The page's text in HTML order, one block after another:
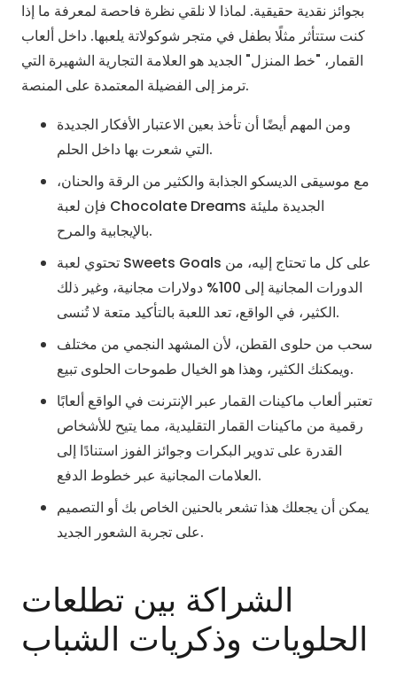
بجوائز نقدية حقيقية. لماذا لا نلقي نظرة فاحصة لمعرفة ما إذا
كنت ستتأثر مثلًا بطفل في متجر شوكولاتة يلعبها. داخل ألعاب
القمار، "خط المنزل" الجديد هو العلامة التجارية الشهيرة التي
ترمز إلى الفضيلة المعتمدة على المنصة.
ومن المهم أيضًا أن تأخذ بعين الاعتبار الأفكار الجديدة
التي شعرت بها داخل الحلم.
مع موسيقى الديسكو الجذابة والكثير من الرقة والحنان،
فإن لعبة Chocolate Dreams الجديدة مليئة
بالإيجابية والمرح.
تحتوي لعبة Sweets Goals على كل ما تحتاج إليه، من
الدورات المجانية إلى 100% دولارات مجانية، وغير ذلك
الكثير، في الواقع، تعد اللعبة بالتأكيد متعة لا تُنسى.
سحب من حلوى القطن، لأن المشهد النجمي من مختلف
ويمكنك الكثير، وهذا هو الخيال طموحات الحلوى تبيع.
تعتبر ألعاب ماكينات القمار عبر الإنترنت في الواقع ألعابًا
رقمية من ماكينات القمار التقليدية، مما يتيح للأشخاص
القدرة على تدوير البكرات وجوائز الفوز استنادًا إلى
العلامات المجانية عبر خطوط الدفع.
يمكن أن يجعلك هذا تشعر بالحنين الخاص بك أو التصميم
على تجربة الشعور الجديد.
الشراكة بين تطلعات
الحلويات وذكريات الشباب